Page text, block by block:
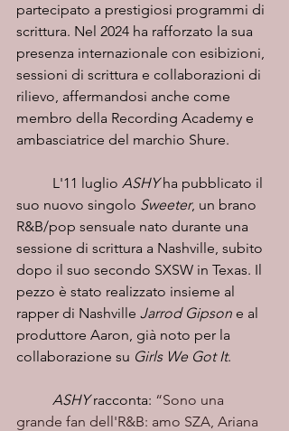
partecipato a prestigiosi programmi di
scrittura. Nel 2024 ha rafforzato la sua
presenza internazionale con esibizioni,
sessioni di scrittura e collaborazioni di
rilievo, affermandosi anche come
membro della Recording Academy e
ambasciatrice del marchio Shure.
	L'11 luglio
ASHY ha pubblicato il
suo nuovo singolo Sweeter, un brano
R&B/pop sensuale nato durante una
sessione di scrittura a Nashville, subito
dopo il suo secondo SXSW in Texas. Il
pezzo è stato realizzato insieme al
rapper di Nashville Jarrod Gipson e al
produttore Aaron, già noto per la
collaborazione su Girls We Got It.
	ASHY
racconta: “Sono una
grande fan dell'R&B: amo SZA, Ariana